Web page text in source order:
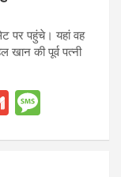
पर पहुंचे। यहां वह
की पूर्व पत्नी
G